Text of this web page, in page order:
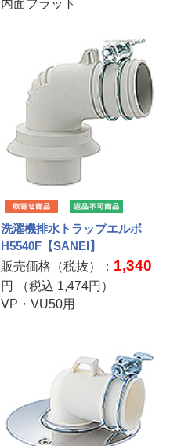
内面フラット
洗濯機排水トラップエルボ
H5540F【SANEI】
販売価格（税抜）： 1,340
円 （税込 1,474円）
VP・VU50用